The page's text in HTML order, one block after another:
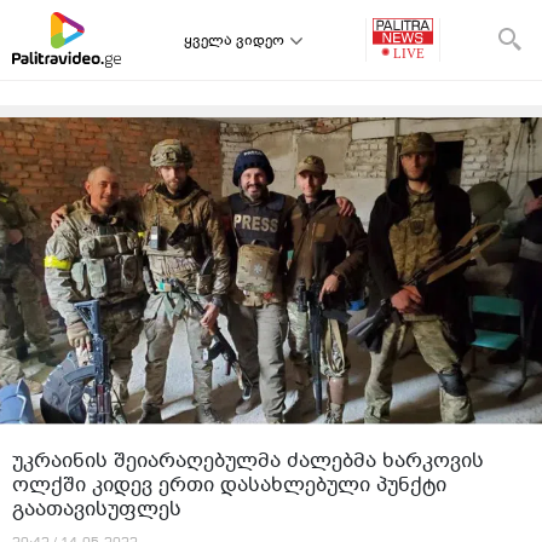
ყველა ვიდეო
უკრაინის შეიარაღებულმა ძალებმა ხარკოვის
ოლქში კიდევ ერთი დასახლებული პუნქტი
გაათავისუფლეს